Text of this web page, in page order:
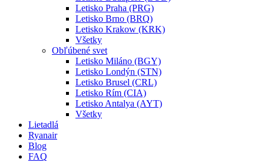
Letisko Praha (PRG)
Letisko Brno (BRQ)
Letisko Krakow (KRK)
Všetky
Obľúbené svet
Letisko Miláno (BGY)
Letisko Londýn (STN)
Letisko Brusel (CRL)
Letisko Rím (CIA)
Letisko Antalya (AYT)
Všetky
Lietadlá
Ryanair
Blog
FAQ